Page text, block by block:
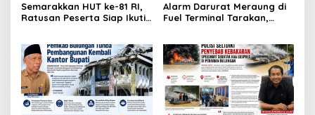
Semarakkan HUT ke-81 RI,
Ratusan Peserta Siap Ikuti
Alarm Darurat Meraung di
Fuel Terminal Tarakan,
Insiden BBM